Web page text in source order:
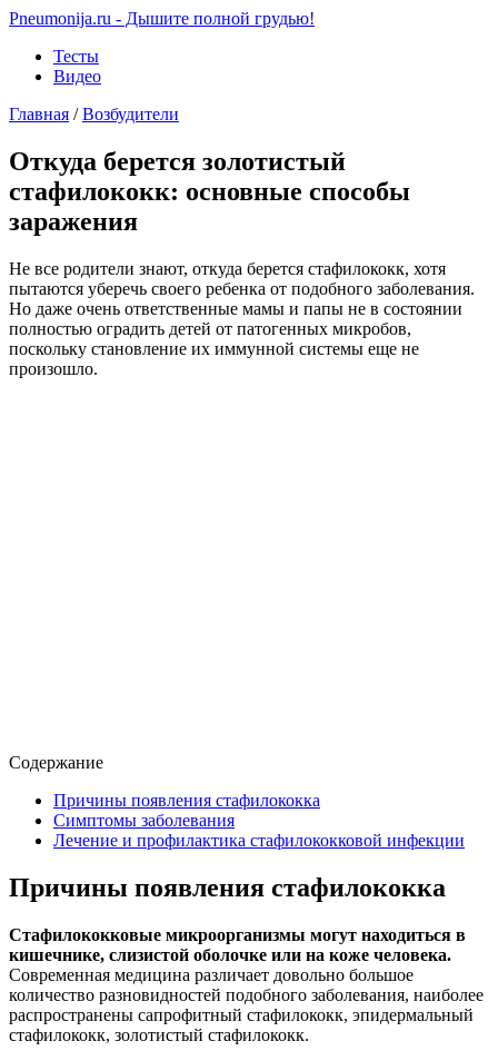
Pneumonija.ru - Дышите полной грудью!
Тесты
Видео
Главная / Возбудители
Откуда берется золотистый
стафилококк: основные способы
заражения
Не все родители знают, откуда берется стафилококк, хотя
пытаются уберечь своего ребенка от подобного заболевания.
Но даже очень ответственные мамы и папы не в состоянии
полностью оградить детей от патогенных микробов,
поскольку становление их иммунной системы еще не
произошло.
Содержание
Причины появления стафилококка
Симптомы заболевания
Лечение и профилактика стафилококковой инфекции
Причины появления стафилококка
Стафилококковые микроорганизмы могут находиться в
кишечнике, слизистой оболочке или на коже человека.
Современная медицина различает довольно большое
количество разновидностей подобного заболевания, наиболее
распространены сапрофитный стафилококк, эпидермальный
стафилококк, золотистый стафилококк.